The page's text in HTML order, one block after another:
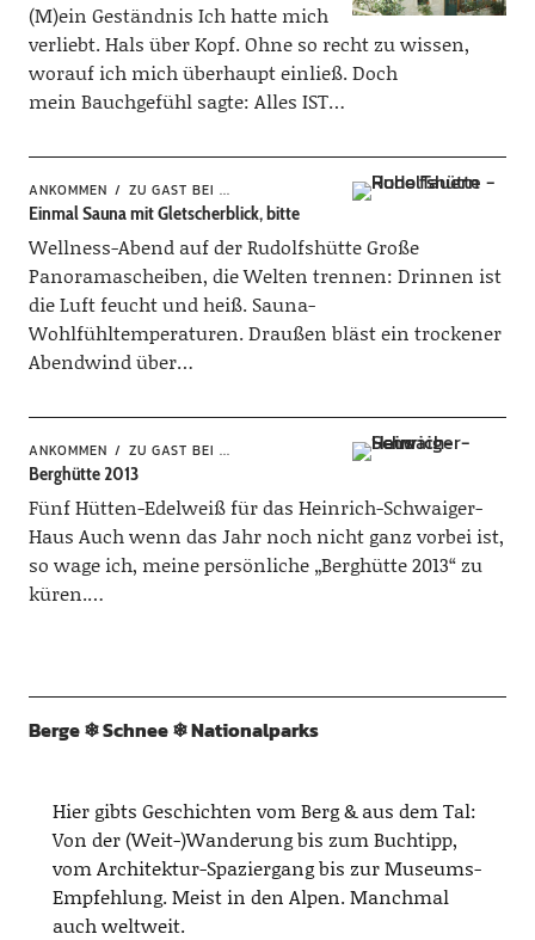
(M)ein Geständnis Ich hatte mich
verliebt. Hals über Kopf. Ohne so recht zu wissen,
worauf ich mich überhaupt einließ. Doch
mein Bauchgefühl sagte: Alles IST…
ANKOMMEN ZU GAST BEI ...
Einmal Sauna mit Gletscherblick, bitte
Wellness-Abend auf der Rudolfshütte Große
Panoramascheiben, die Welten trennen: Drinnen ist
die Luft feucht und heiß. Sauna-
Wohlfühltemperaturen. Draußen bläst ein trockener
Abendwind über…
ANKOMMEN ZU GAST BEI ...
Berghütte 2013
Fünf Hütten-Edelweiß für das Heinrich-Schwaiger-
Haus Auch wenn das Jahr noch nicht ganz vorbei ist,
so wage ich, meine persönliche „Berghütte 2013“ zu
küren.…
Berge ❄︎ Schnee ❄︎ Nationalparks
Hier gibts Geschichten vom Berg & aus dem Tal:
Von der (Weit-)Wanderung bis zum Buchtipp,
vom Architektur-Spaziergang bis zur Museums-
Empfehlung. Meist in den Alpen. Manchmal
auch weltweit.